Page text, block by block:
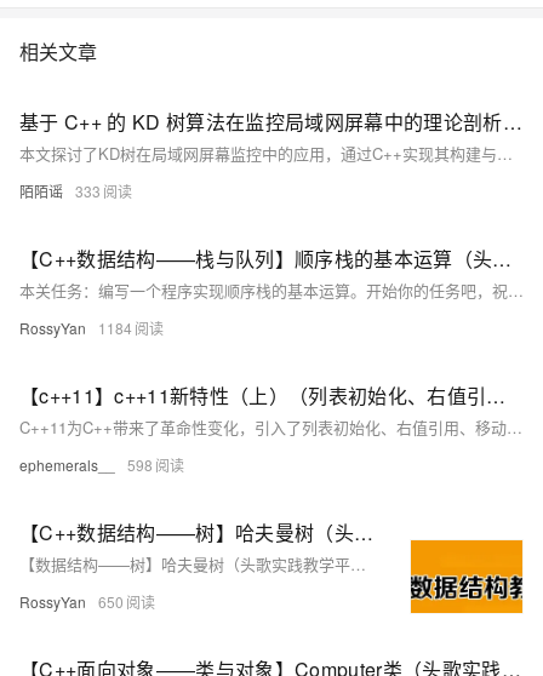
相关文章
基于 C++ 的 KD 树算法在监控局域网屏幕中的理论剖析与工程实践研究
本文探讨了KD树在局域网屏幕监控中的应用，通过C++实现其构建与查询功能，显著提升多维数据处理效率。KD树作为一种二叉空间划分结构，适用于屏幕图像特征匹配、异常画面检测及数据压缩传输优化等场景。相比传统方法，基于KD树的方案检索效率提升2-3个数量级，但高维数据退化和动态更新等问题仍需进一步研究。未来可通过融合其他数据结构、引入深度学习及开发增量式更新算法等方式优化性能。
陌陌谣 333
【C++数据结构——栈与队列】顺序栈的基本运算（头歌实践教学平台习题）【合集】
本关任务：编写一个程序实现顺序栈的基本运算。开始你的任务吧，祝你成功！​ 相关知识 初始化栈 销毁栈 判断栈是否为空 进栈 出栈 取栈顶元素 1.初始化栈 概念：初始化栈是为栈的使用做准备，包括分配内存空间（如果是动态分配）和设置栈的初始状态。栈有顺序栈和链式栈两种常见形式。对于顺序栈，通常需要定义一个数组来存储栈元素，并设置一个变量来记录栈顶位置；对于链式栈，需要定义节点结构，包含数据域和指针域，同时初始化栈顶指针。 示例（顺序栈）： 以下是一个简单的顺序栈初始化示例，假设用C语言实现，栈中存储
RossyYan 1184
【c++11】c++11新特性（上）（列表初始化、右值引用和移动语义、类的新默认成员函数、lambda表达式）
C++11为C++带来了革命性变化，引入了列表初始化、右值引用、移动语义、类的新默认成员函数和lambda表达式等特性。列表初始化统一了对象初始化方式，initializer_list简化了容器多元素初始化；右值引用和移动语义优化了资源管理，减少拷贝开销；类新增移动构造和移动赋值函数提升性能；lambda表达式提供匿名函数对象，增强代码简洁性和灵活性。这些特性共同推动了现代C++编程的发展，提升了开发效率与程序性能。
ephemerals__ 598
【C++数据结构——树】哈夫曼树（头歌实践教学平台习题） 【合集】
【数据结构——树】哈夫曼树（头歌实践教学平台习题）【合集】目录 任务描述 相关知识 测试说明 我的通关代码： 测试结果：任务描述 本关任务：编写一个程序构建哈夫曼树和生成哈夫曼编码。 相关知识 为了完成本关任务，你需要掌握： 1.如何构建哈夫曼树， 2.如何生成哈夫曼编码。 测试说明 平台会对你编写的代码进行测试： 测试输入： 1192677541518462450242195190181174157138124123 (用户分别输入所列单词的频度） 预
RossyYan 650
【C++面向对象——类与对象】Computer类（头歌实践教学平台习题）【合集】